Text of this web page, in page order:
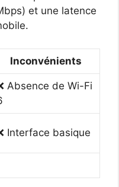
et une latence
Inconvénients
Absence de Wi-Fi
Interface basique